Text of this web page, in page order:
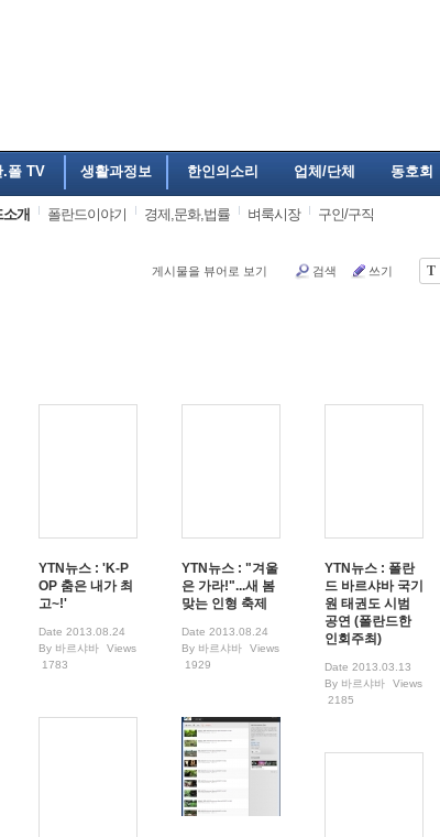
.폴 TV 생활과정보 한인의소리 업체/단체 동호회
소개 폴란드이야기 경제,문화,법률 벼룩시장 구인/구직
T
게시물을 뷰어로 보기 검색 쓰기
YTN뉴스 : 'K-P
OP 춤은 내가 최
고~!'
Date 2013.08.24
By 바르샤바
Views
1783
YTN뉴스 : "겨울
은 가라!"...새 봄
맞는 인형 축제
Date 2013.08.24
By 바르샤바
Views
1929
YTN뉴스 : 폴란
드 바르샤바 국기
원 태권도 시범
공연 (폴란드한
인회주최)
Date 2013.03.13
By 바르샤바
Views
2185